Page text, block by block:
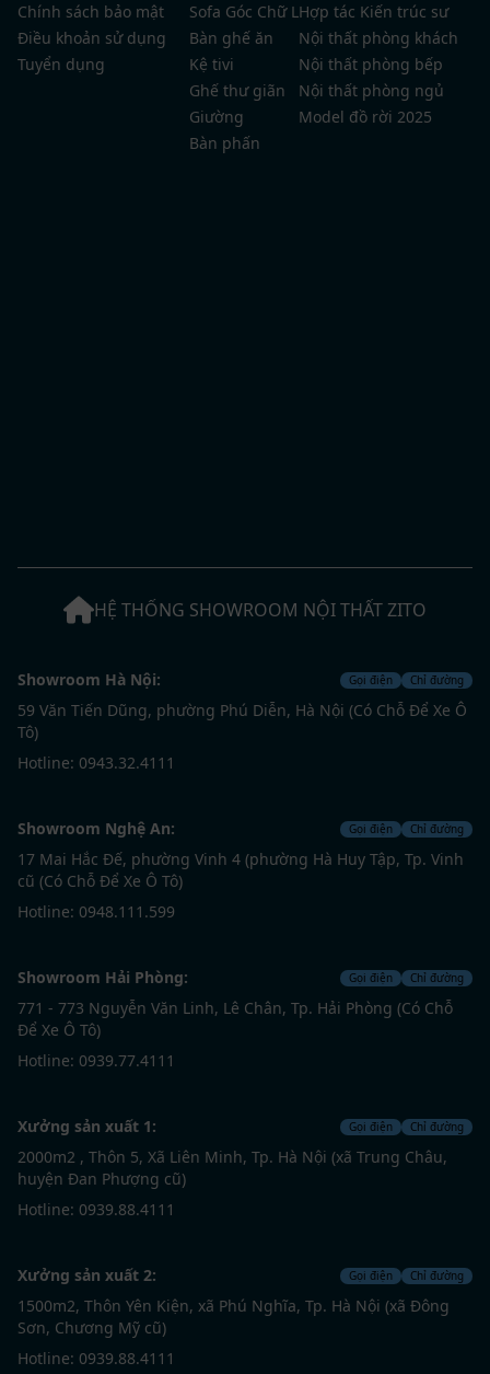
Chính sách bảo mật
Điều khoản sử dụng
Tuyển dụng
Sofa Góc Chữ L
Bàn ghế ăn
Kệ tivi
Ghế thư giãn
Giường
Bàn phấn
Hợp tác Kiến trúc sư
Nội thất phòng khách
Nội thất phòng bếp
Nội thất phòng ngủ
Model đồ rời 2025
HỆ THỐNG SHOWROOM NỘI THẤT ZITO
Showroom Hà Nội: Gọi điện Chỉ đường
59 Văn Tiến Dũng, phường Phú Diễn, Hà Nội (Có Chỗ Để Xe Ô
Tô)
Hotline: 0943.32.4111
Showroom Nghệ An: Gọi điện Chỉ đường
17 Mai Hắc Đế, phường Vinh 4 (phường Hà Huy Tập, Tp. Vinh
cũ (Có Chỗ Để Xe Ô Tô)
Hotline: 0948.111.599
Showroom Hải Phòng: Gọi điện Chỉ đường
771 - 773 Nguyễn Văn Linh, Lê Chân, Tp. Hải Phòng (Có Chỗ
Để Xe Ô Tô)
Hotline: 0939.77.4111
Xưởng sản xuất 1: Gọi điện Chỉ đường
2000m2 , Thôn 5, Xã Liên Minh, Tp. Hà Nội (xã Trung Châu,
huyện Đan Phượng cũ)
Hotline: 0939.88.4111
Xưởng sản xuất 2: Gọi điện Chỉ đường
1500m2, Thôn Yên Kiện, xã Phú Nghĩa, Tp. Hà Nội (xã Đông
Sơn, Chương Mỹ cũ)
Hotline: 0939.88.4111